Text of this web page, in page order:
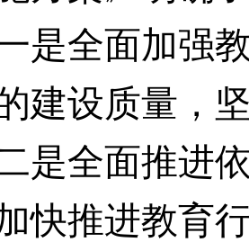
是全面加强
建设质量，
是全面推进
加快推进教育